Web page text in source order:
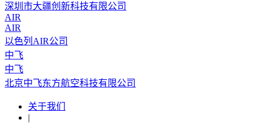
深圳市大疆创新科技有限公司
AIR
AIR
以色列AIR公司
中飞
中飞
北京中飞东方航空科技有限公司
关于我们
|